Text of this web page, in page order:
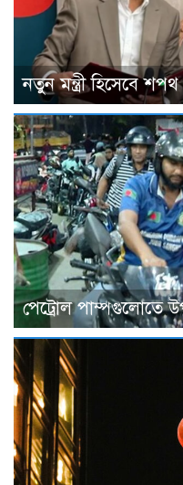
নতুন মন্ত্রী হিসেবে
পেট্রোল পাম্পগুলোতে